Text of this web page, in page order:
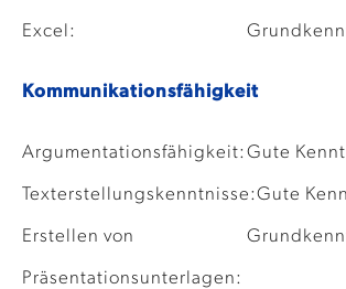
Excel:
Kommunikationsfähigkeit
Argumentationsfähigkeit:Gute
Texterstellungskenntnisse:Gute
Erstellen von
Präsentationsunterlagen: